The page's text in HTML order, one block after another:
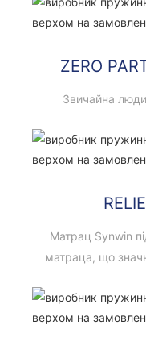
ZERO
Звичайна
Матрац Synwin
матраца, що